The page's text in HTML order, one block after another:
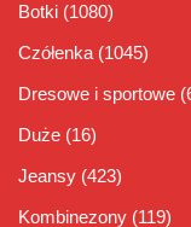
Botki (1080)
Czółenka (1045)
Dresowe i sportowe
Duże (16)
Jeansy (423)
Kombinezony (119)